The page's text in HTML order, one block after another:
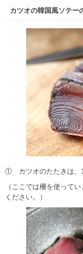
カツオの韓国風ソテー
① カツオのたたきは、
（ここでは柵を使って
ください。）